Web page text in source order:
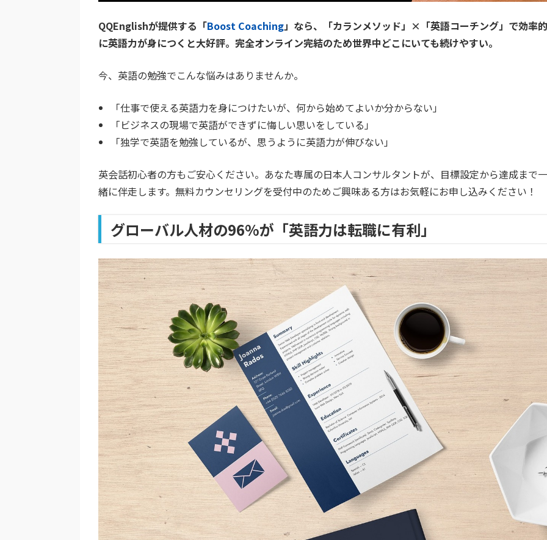
QQEnglishが提供する「Boost Coaching」なら、「カランメソッド」×「英語コーチング」で効率的
に英語力が身につくと大好評。完全オンライン完結のため世界中どこにいても続けやすい。
今、英語の勉強でこんな悩みはありませんか。
「仕事で使える英語力を身につけたいが、何から始めてよいか分からない」
「ビジネスの現場で英語ができずに悔しい思いをしている」
「独学で英語を勉強しているが、思うように英語力が伸びない」
英会話初心者の方もご安心ください。あなた専属の日本人コンサルタントが、目標設定から達成まで一
緒に伴走します。無料カウンセリングを受付中のためご興味ある方はお気軽にお申し込みください！
グローバル人材の96%が「英語力は転職に有利」